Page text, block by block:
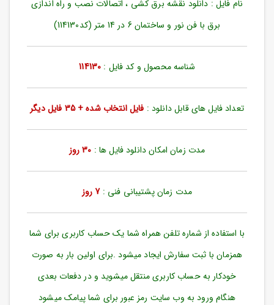
دانلود
ورود
به
بازیابی
رمز
مندی
ها
نام فایل : دانلود نقشه برق کشی ، اتصالات نصب و راه اندازی
برق با فن نور و ساختمان 6 در 14 متر (کد114130)
شناسه محصول و کد فایل : 114130
تعداد فایل های قابل دانلود : فایل انتخاب شده + 35 فایل دیگر
مدت زمان امکان دانلود فایل ها : 30 روز
مدت زمان پشتیبانی فنی :7 روز
با استفاده از شماره تلفن همراه شما یک حساب کاربری برای شما
همزمان با ثبت سفارش ایجاد میشود .برای اولین بار به صورت
خودکار به حساب کاربری منتقل میشوید و در دفعات بعدی
هنگام ورود به وب سایت رمز عبور برای شما پیامک میشود